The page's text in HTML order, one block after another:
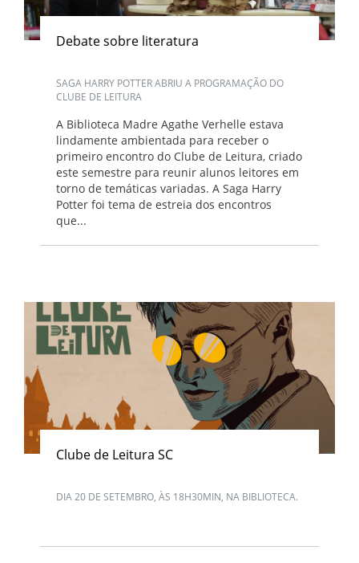
Debate sobre literatura
SAGA HARRY POTTER ABRIU A PROGRAMAÇÃO DO
CLUBE DE LEITURA
A Biblioteca Madre Agathe Verhelle estava
lindamente ambientada para receber o
primeiro encontro do Clube de Leitura, criado
este semestre para reunir alunos leitores em
torno de temáticas variadas. A Saga Harry
Potter foi tema de estreia dos encontros
que...
Clube de Leitura SC
DIA 20 DE SETEMBRO, ÀS 18H30MIN, NA BIBLIOTECA.